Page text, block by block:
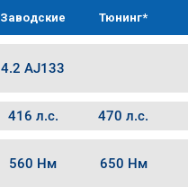
Заводские Тюнинг*
4.2 AJ133
416 л.с. 470 л.с.
560 Нм 650 Нм